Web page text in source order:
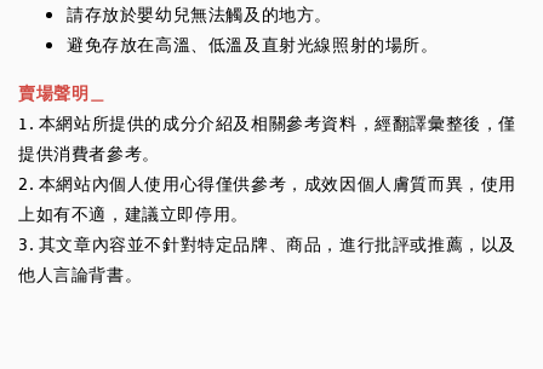
請存放於嬰幼兒無法觸及的地方。
避免存放在高溫、低溫及直射光線照射的場所。
賣場聲明＿
1. 本網站所提供的成分介紹及相關參考資料，經翻譯彙整後，僅
提供消費者參考。
2. 本網站內個人使用心得僅供參考，成效因個人膚質而異，使用
上如有不適，建議立即停用。
3. 其文章內容並不針對特定品牌、商品，進行批評或推薦，以及
他人言論背書。